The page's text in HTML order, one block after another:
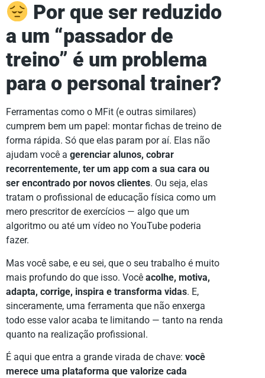
Por que ser reduzido
a um “passador de
treino” é um problema
para o personal trainer?
Ferramentas como o MFit (e outras similares)
cumprem bem um papel: montar fichas de treino de
forma rápida. Só que elas param por aí. Elas não
ajudam você a gerenciar alunos, cobrar
recorrentemente, ter um app com a sua cara ou
ser encontrado por novos clientes. Ou seja, elas
tratam o profissional de educação física como um
mero prescritor de exercícios — algo que um
algoritmo ou até um vídeo no YouTube poderia
fazer.
Mas você sabe, e eu sei, que o seu trabalho é muito
mais profundo do que isso. Você acolhe, motiva,
adapta, corrige, inspira e transforma vidas. E,
sinceramente, uma ferramenta que não enxerga
todo esse valor acaba te limitando — tanto na renda
quanto na realização profissional.
É aqui que entra a grande virada de chave: você
merece uma plataforma que valorize cada